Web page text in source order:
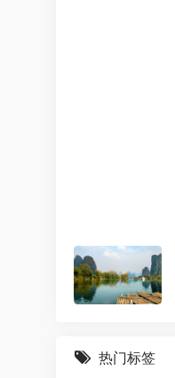
热门标签